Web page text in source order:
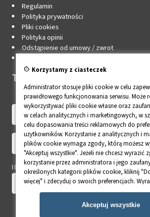
Regulamin
Polityka prywatności
Pliki cookies
Polityka opinii
Odstąpienie od umowy / zwrot
Twoje konto
Ile to 6 - 2?
cookie Korzystamy z ciasteczek
Administrator stosuje pliki cookie w celu
prawidłowego funkcjonowania serwisu. Może
wykorzystywać pliki cookie własne oraz
w celach analitycznych i marketingowych, w
celu dopasowania treści reklamowych do
użytkowników. Korzystanie z analitycznych i
plików cookie wymaga zgody, którą możesz
"Akceptuj wszystkie". Jeżeli nie chcesz wyrazić
korzystanie przez administratora i jego
określonych kategorii plików cookie, kliknij
więcej" i zdecyduj o swoich preferencjach.
można wycofać w każdym momencie
preferencji plików cookie. Możliwość edycji
znajdziesz w stopce strony pod przyciskiem
Akceptuj wszystkie